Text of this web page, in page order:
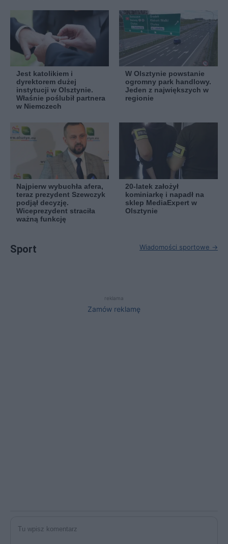
Jest katolikiem i
dyrektorem dużej
instytucji w Olsztynie.
Właśnie poślubił partnera
w Niemczech
W Olsztynie powstanie
ogromny park handlowy.
Jeden z największych w
regionie
Najpierw wybuchła afera,
teraz prezydent Szewczyk
podjął decyzję.
Wiceprezydent straciła
ważną funkcję
20-latek założył
kominiarkę i napadł na
sklep MediaExpert w
Olsztynie
Sport Wiadomości sportowe →
reklama
Zamów reklamę